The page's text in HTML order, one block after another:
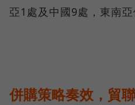
亞1處及中國9處，東南亞
併購策略奏效，貿